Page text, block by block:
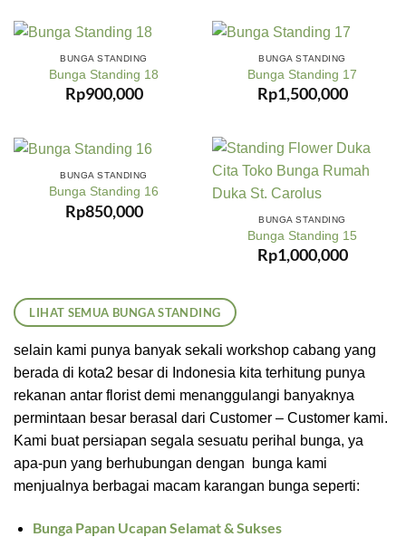
BUNGA STANDING
Bunga Standing 18
Rp900,000
BUNGA STANDING
Bunga Standing 17
Rp1,500,000
BUNGA STANDING
Bunga Standing 16
Rp850,000 BUNGA STANDING
Bunga Standing 15
Rp1,000,000
LIHAT SEMUA BUNGA STANDING
selain kami punya banyak sekali workshop cabang yang
berada di kota2 besar di Indonesia kita terhitung punya
rekanan antar florist demi menanggulangi banyaknya
permintaan besar berasal dari Customer – Customer kami.
Kami buat persiapan segala sesuatu perihal bunga, ya
apa-pun yang berhubungan dengan bunga kami
menjualnya berbagai macam karangan bunga seperti:
Bunga Papan Ucapan Selamat & Sukses